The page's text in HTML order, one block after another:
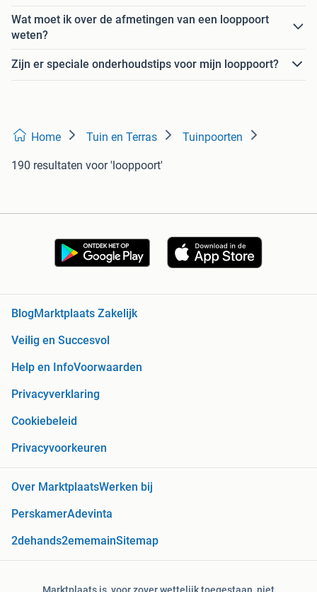
Wat moet ik over de afmetingen van een looppoort
weten?
Zijn er speciale onderhoudstips voor mijn looppoort?
Home Tuin en Terras Tuinpoorten
190 resultaten voor 'looppoort'
BlogMarktplaats Zakelijk
Veilig en Succesvol
Help en InfoVoorwaarden
Privacyverklaring
Cookiebeleid
Privacyvoorkeuren
Over MarktplaatsWerken bij
PerskamerAdevinta
2dehands2ememainSitemap